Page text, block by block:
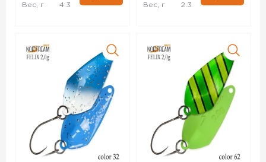
Вес, г 4.3 Вес, г 2.3